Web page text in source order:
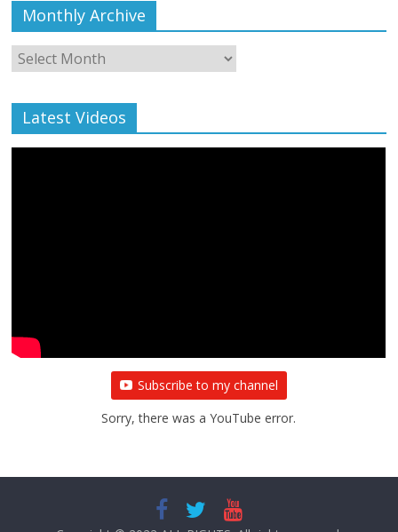
Monthly Archive
Monthly
Archive
Latest Videos
Subscribe to my channel
Sorry, there was a YouTube error.